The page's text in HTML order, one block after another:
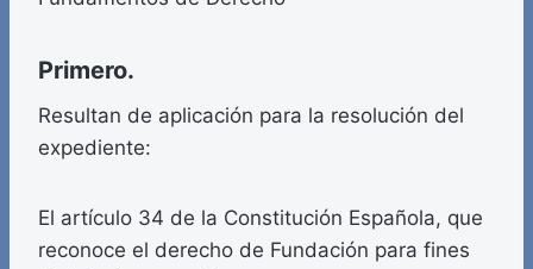
Primero.
Resultan de aplicación para la resolución del
expediente:
El artículo 34 de la Constitución Española, que
reconoce el derecho de Fundación para fines